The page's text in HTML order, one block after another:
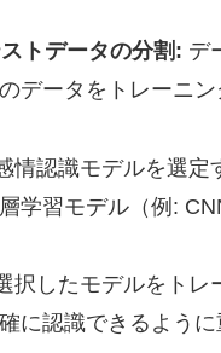
トデータの分割: デ
データをトレーニ
情認識モデルを選定
学習モデル（例:
択したモデルをトレ
に認識できるように